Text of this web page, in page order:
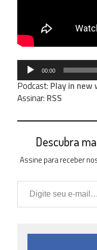
Tocador
áudio
00:00
Podcast: Play in new
Assinar: RSS
Descubra
Assine para receber
Digite seu e-mail…